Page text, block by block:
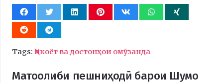
Tags: Ҳикоёт ва достонҳои омӯзанда
Матоолиби пешниҳодӣ барои Шумо